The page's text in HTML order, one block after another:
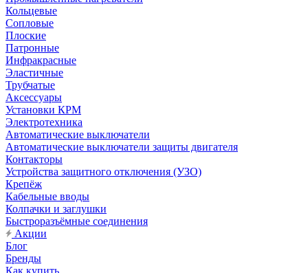
Кольцевые
Сопловые
Плоские
Патронные
Инфракрасные
Эластичные
Трубчатые
Аксессуары
Установки КРМ
Электротехника
Автоматические выключатели
Автоматические выключатели защиты двигателя
Контакторы
Устройства защитного отключения (УЗО)
Крепёж
Кабельные вводы
Колпачки и заглушки
Быстроразъёмные соединения
Акции
Блог
Бренды
Как купить